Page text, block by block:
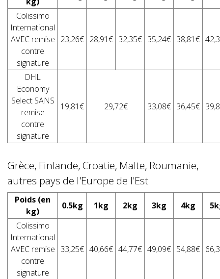
Colissimo
International
AVEC remise
contre
signature
23,26€ 28,91€ 32,35€ 35,24€ 38,81€
DHL
Economy
Select SANS
remise
contre
signature
19,81€ 29,72€ 33,08€ 36,45€
Grèce, Finlande, Croatie, Malte, Roumanie,
autres pays de l'Europe de l'Est
Poids (en
kg)
0.5kg 1kg 2kg 3kg 4kg
Colissimo
International
AVEC remise
contre
signature
33,25€ 40,66€ 44,77€ 49,09€ 54,88€